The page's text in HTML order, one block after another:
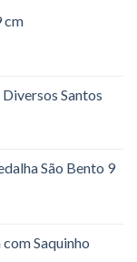
cm
Santos
São Bento 9
Saquinho